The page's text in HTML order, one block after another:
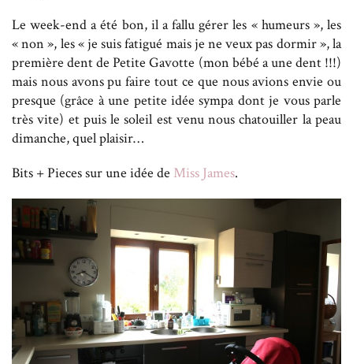
Le week-end a été bon, il a fallu gérer les « humeurs », les
« non », les « je suis fatigué mais je ne veux pas dormir », la
première dent de Petite Gavotte (mon bébé a une dent !!!)
mais nous avons pu faire tout ce que nous avions envie ou
presque (grâce à une petite idée sympa dont je vous parle
très vite) et puis le soleil est venu nous chatouiller la peau
dimanche, quel plaisir…
Bits + Pieces sur une idée de Miss James.